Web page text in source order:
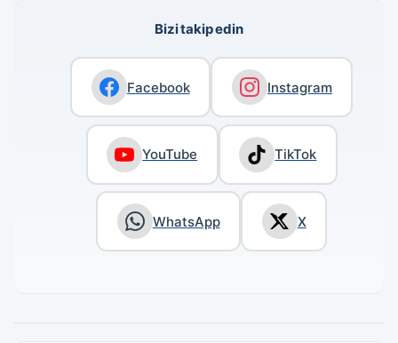
Bizi takip edin
Facebook Instagram
YouTube TikTok
WhatsApp X